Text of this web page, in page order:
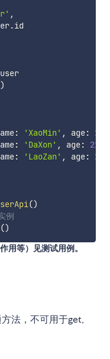
,
.id
)
: 'XaoMin' , age: 22
: 'DaXon' , age: 21
: 'LaoZan' , age: 20
()
例
()
用等）见测试用例。
法，不可用于get,